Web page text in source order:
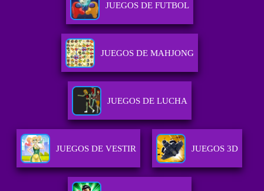
JUEGOS DE FUTBOL
JUEGOS DE MAHJONG
JUEGOS DE LUCHA
JUEGOS DE VESTIR JUEGOS 3D